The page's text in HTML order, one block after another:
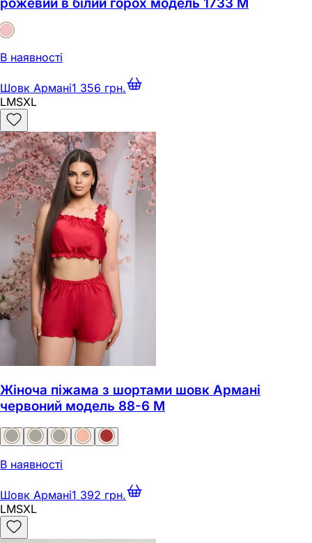
В наявності
Шовк Армані1 356 грн.
LMSXL
Жіноча піжама з шортами шовк Армані
червоний модель 88-6 M
В наявності
Шовк Армані1 392 грн.
LMSXL